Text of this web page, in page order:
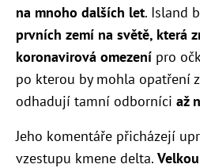
na mnoho dalších let. Island
prvních zemí na světě, která
koronavirová omezení pro
po kterou by mohla opatření
odhadují tamní odborníci až
Jeho komentáře přicházejí
vzestupu kmene delta.